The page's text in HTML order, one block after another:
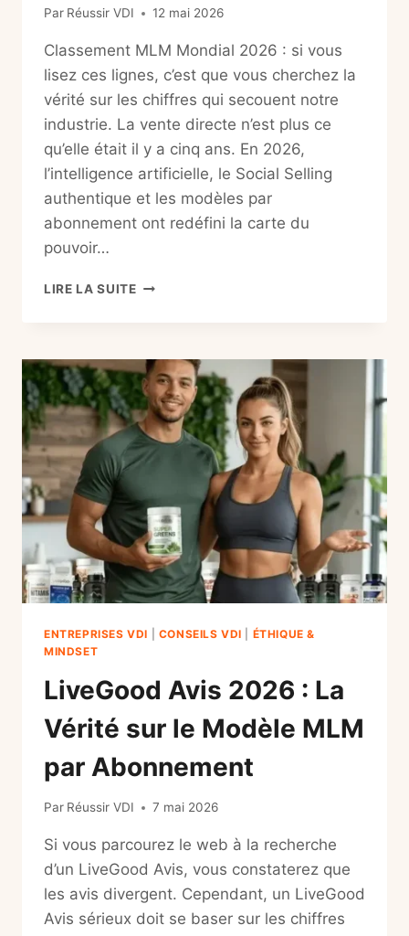
Par Réussir VDI 12 mai 2026
Classement MLM Mondial 2026 : si vous
lisez ces lignes, c’est que vous cherchez la
vérité sur les chiffres qui secouent notre
industrie. La vente directe n’est plus ce
qu’elle était il y a cinq ans. En 2026,
l’intelligence artificielle, le Social Selling
authentique et les modèles par
abonnement ont redéfini la carte du
pouvoir…
LIRE LA SUITECLASSEMENT
:
LE
GUIDE
ULTIME
DU
TOP
ENTREPRISES VDI CONSEILS VDI
ÉTHIQUE &
MINDSET
LiveGood Avis 2026 : La
Vérité sur le Modèle MLM
par Abonnement
Par Réussir VDI 7 mai 2026
Si vous parcourez le web à la recherche
d’un LiveGood Avis, vous constaterez que
les avis divergent. Cependant, un LiveGood
Avis sérieux doit se baser sur les chiffres